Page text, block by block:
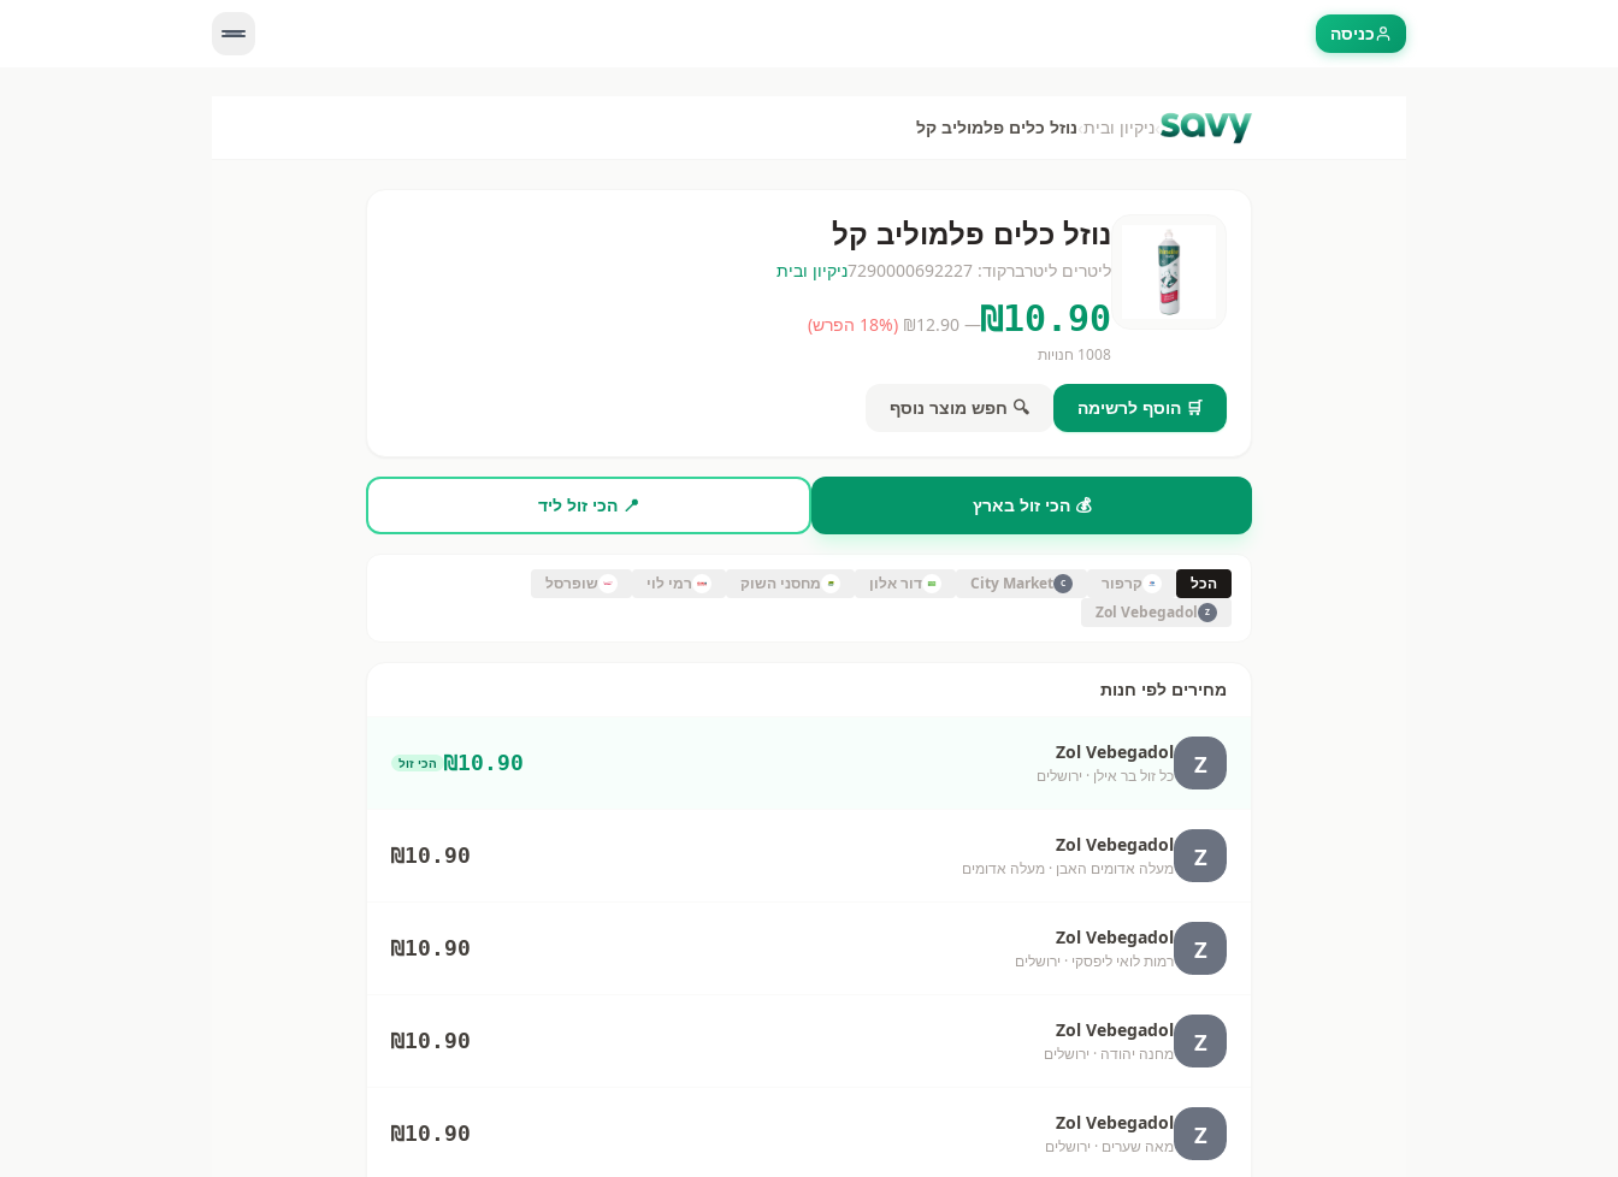
כניסה
›ניקיון ובית›נוזל כלים פלמוליב קל
נוזל כלים פלמוליב קל
ליטרים ליטרברקוד: 7290000692227ניקיון ובית
₪10.90
— ₪
12.90
(
18% הפרש)
1008 חנויות
🛒 הוסף לרשימה 🔍 חפש מוצר נוסף
💰 הכי זול בארץ 📍 הכי זול ליד
הכל קרפור C
City Market דור אלון מחסני השוק רמי לוי שופרסל
Z
Zol Vebegadol
מחירים לפי חנות
Z
Zol Vebegadol
כל זול בר אילן · ירושלים
₪10.90 הכי זול
Z
Zol Vebegadol
מעלה אדומים האבן · מעלה אדומים
₪10.90
Z
Zol Vebegadol
רמות לואי ליפסקי · ירושלים
₪10.90
Z
Zol Vebegadol
מחנה יהודה · ירושלים
₪10.90
Z
Zol Vebegadol
מאה שערים · ירושלים
₪10.90